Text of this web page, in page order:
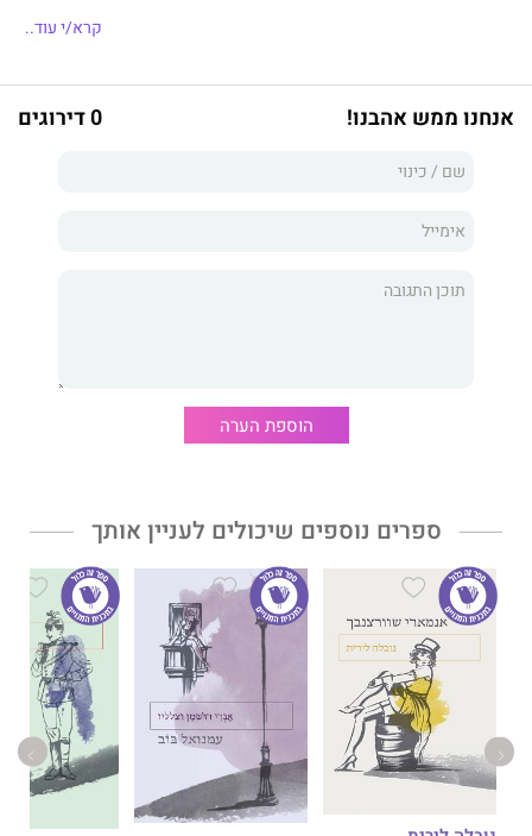
מנדלשטם ברוסית מכירים אותה על פה. מבחינת קוגן, המצאת
מקודשת.
לראשונה יתוודעו הקוראים למיטב היצירה השירית של
מנדלשטם לאורך ציר הזמן, דרך מהלך חייו הטרגי: מן השנים
בשירים המעורערים של מלחמת העולם הראשונה, בשירי המהפכה,
ולבל נשכח לומר תודה מיוחדת לנדייז'דה יאקובלבנה מנדלשטם,
אישתו של אוסיפ וסופרת, שרבים משיריו שרדו אך ורק בזכותה.
אוסיפ מנדלשטם, מן המשוררים כותבי־הרוסית החשובים במאה
מציגים לקורא דיוקן נאמן ויחודי של ההיסטוריה הרוסית בשלושת
העשורים הראשונים של המאה העשרים – סבוכה, אכזרית וטרגית.
קרא/י עוד..
אנחנו ממש אהבנו! 0 דירוגים
הוספת הערה
ספרים נוספים שיכולים לעניין אותך